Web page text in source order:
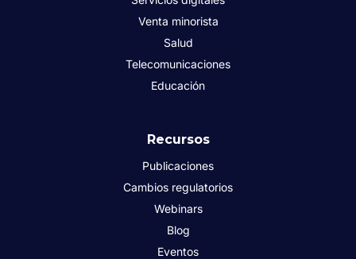
Venta minorista
Salud
Telecomunicaciones
Educación
Recursos
Publicaciones
Cambios regulatorios
Webinars
Blog
Eventos